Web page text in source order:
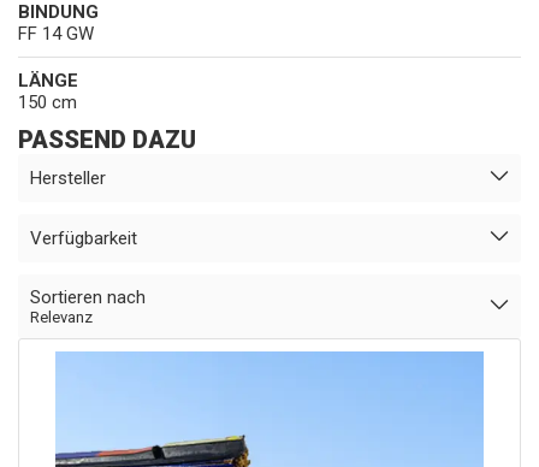
BINDUNG
FF 14 GW
LÄNGE
150 cm
PASSEND DAZU
Hersteller
Verfügbarkeit
Sortieren nach
Relevanz